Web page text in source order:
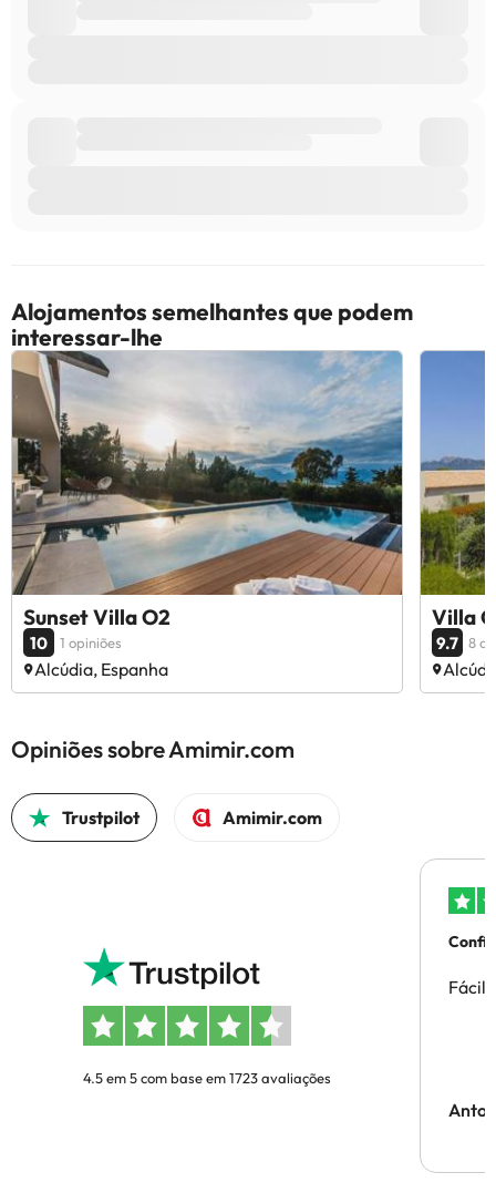
Alojamentos semelhantes que podem
interessar-lhe
Sunset Villa O2
10 1 opiniões
Alcúdia, Espanha
Villa
9.7 8
Opiniões sobre Amimir.com
Trustpilot Amimir.com
4.5 em 5 com base em 1723 avaliações
Fácil